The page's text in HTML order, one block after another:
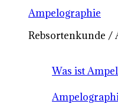
Ampelographie
Rebsortenkunde /
Was ist